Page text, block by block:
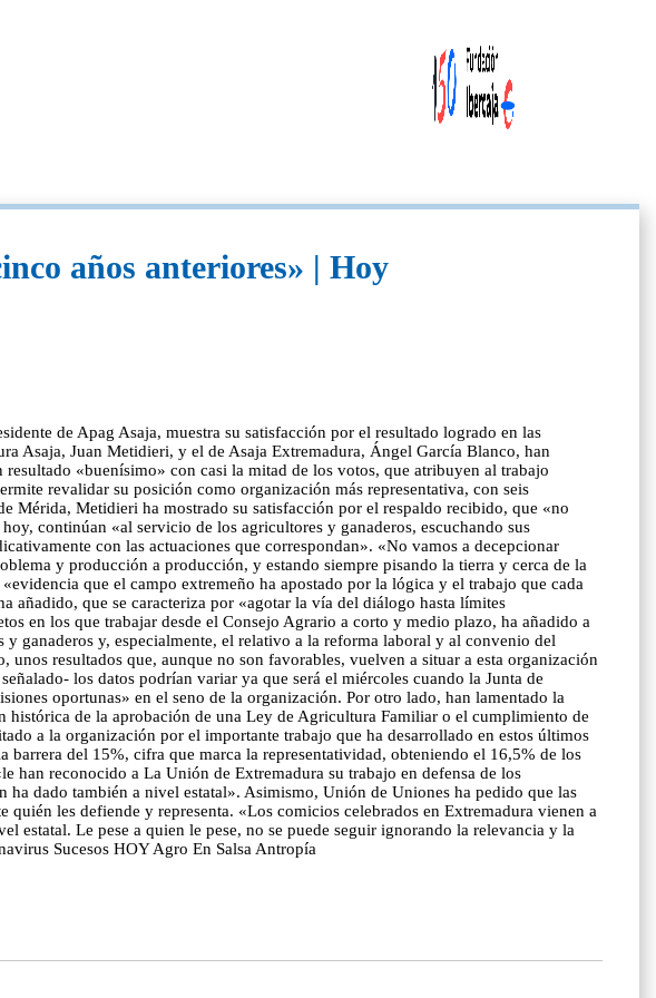
años anteriores» | Hoy
de Apag Asaja, muestra su satisfacción por el resultado logrado en las
Asaja, Juan Metidieri, y el de Asaja Extremadura, Ángel García Blanco, han
«buenísimo» con casi la mitad de los votos, que atribuyen al trabajo
revalidar su posición como organización más representativa, con seis
Mérida, Metidieri ha mostrado su satisfacción por el respaldo recibido, que «no
continúan «al servicio de los agricultores y ganaderos, escuchando sus
con las actuaciones que correspondan». «No vamos a decepcionar
y producción a producción, y estando siempre pisando la tierra y cerca de la
que el campo extremeño ha apostado por la lógica y el trabajo que cada
añadido, que se caracteriza por «agotar la vía del diálogo hasta límites
en los que trabajar desde el Consejo Agrario a corto y medio plazo, ha añadido a
ganaderos y, especialmente, el relativo a la reforma laboral y al convenio del
resultados que, aunque no son favorables, vuelven a situar a esta organización
los datos podrían variar ya que será el miércoles cuando la Junta de
oportunas» en el seno de la organización. Por otro lado, han lamentado la
de la aprobación de una Ley de Agricultura Familiar o el cumplimiento de
a la organización por el importante trabajo que ha desarrollado en estos últimos
del 15%, cifra que marca la representatividad, obteniendo el 16,5% de los
han reconocido a La Unión de Extremadura su trabajo en defensa de los
dado también a nivel estatal». Asimismo, Unión de Uniones ha pedido que las
les defiende y representa. «Los comicios celebrados en Extremadura vienen a
estatal. Le pese a quien le pese, no se puede seguir ignorando la relevancia y la
Sucesos HOY Agro En Salsa Antropía